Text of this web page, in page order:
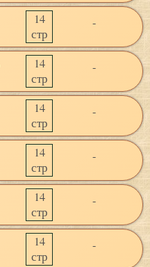
14
стр
-
14
стр
-
14
стр
-
14
стр
-
14
стр
-
14
стр
-